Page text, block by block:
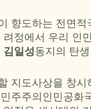
향도하는 전면
정에서 우리 인
김일성동지의 탄
지도사상을 창
주주의인민공화